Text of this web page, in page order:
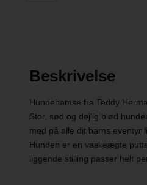
Beskrivelse
Hundebamse fra Teddy
Stor, sød og dejlig blød
med på alle dit barns eventyr
Hunden er en vaskeægte
liggende stilling passer helt